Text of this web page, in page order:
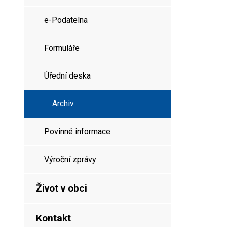
e-Podatelna
Formuláře
Úřední deska
Archiv
Povinné informace
Výroční zprávy
Život v obci
Kontakt